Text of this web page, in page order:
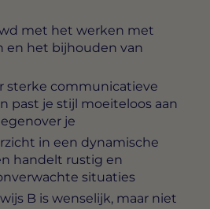
met het werken met
en het bijhouden van
sterke communicatieve
past je stijl moeiteloos aan
je
in een dynamische
handelt rustig en
situaties
B is wenselijk, maar niet